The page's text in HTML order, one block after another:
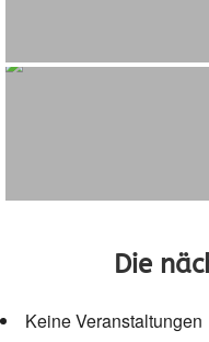
Die
Keine Veranstaltungen